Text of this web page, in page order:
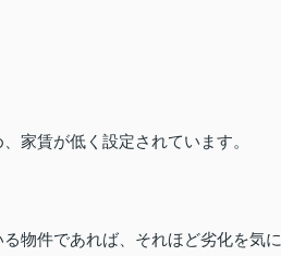
家賃が低く設定されています。
物件であれば、それほど劣化を気に